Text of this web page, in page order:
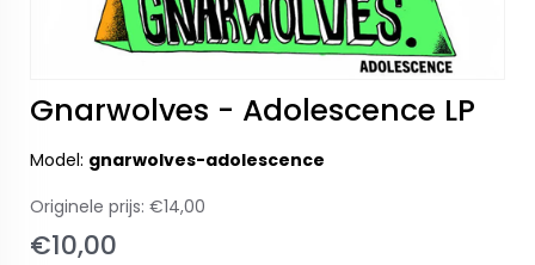
Gnarwolves - Adolescence LP
Model: gnarwolves-adolescence
Originele prijs: €14,00
€10,00